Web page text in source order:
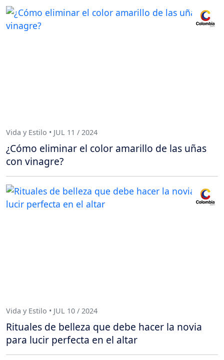
Vida y Estilo • JUL 11 / 2024
¿Cómo eliminar el color amarillo de las uñas
con vinagre?
Vida y Estilo • JUL 10 / 2024
Rituales de belleza que debe hacer la novia
para lucir perfecta en el altar